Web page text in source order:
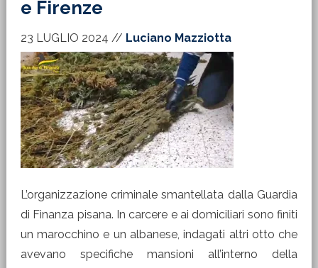
e Firenze
23 LUGLIO 2024 // Luciano Mazziotta
L’organizzazione criminale smantellata dalla Guardia
di Finanza pisana. In carcere e ai domiciliari sono finiti
un marocchino e un albanese, indagati altri otto che
avevano specifiche mansioni all’interno della